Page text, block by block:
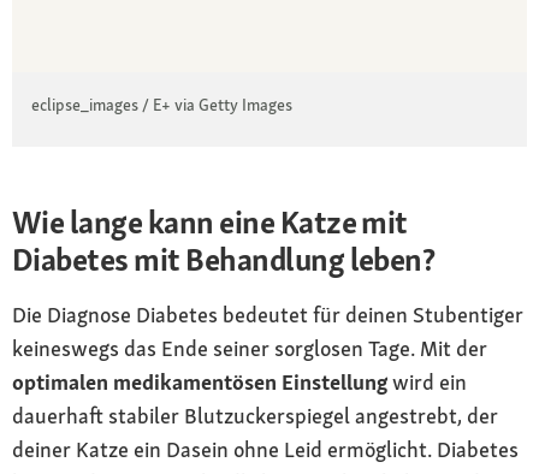
eclipse_images / E+ via Getty Images
Wie lange kann eine Katze mit
Diabetes mit Behandlung leben?
Die Diagnose Diabetes bedeutet für deinen Stubentiger
keineswegs das Ende seiner sorglosen Tage. Mit der
optimalen medikamentösen Einstellungwird ein
dauerhaft stabiler Blutzuckerspiegel angestrebt, der
deiner Katze ein Dasein ohne Leid ermöglicht. Diabetes